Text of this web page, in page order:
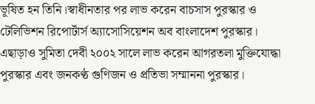
ভূষিত হন তিনি।স্বাধীনতার পর লাভ করেন বাচসাস পুরস্কার ও
টেলিভিশন রিপোর্টার্স অ্যাসোসিয়েশন অব বাংলাদেশ পুরস্কার।
এছাড়াও সুমিতা দেবী ২০০২ সালে লাভ করেন আগরতলা মুক্তিযোদ্ধা
পুরস্কার এবং জনকণ্ঠ গুণিজন ও প্রতিভা সম্মাননা পুরস্কার।